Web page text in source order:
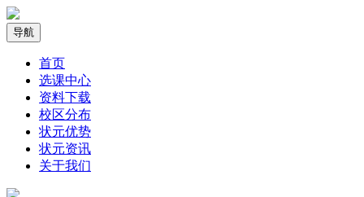
导航
首页
选课中心
资料下载
校区分布
状元优势
状元资讯
关于我们